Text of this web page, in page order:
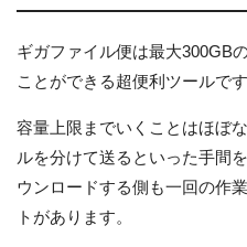
ギガファイル便は最大300GB
ことができる超便利ツールです
容量上限までいくことはほぼ
ルを分けて送るといった手間
ウンロードする側も一回の作
トがあります。